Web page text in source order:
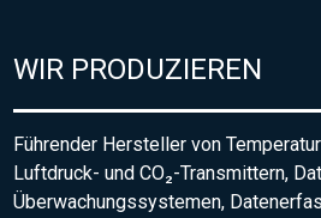
WIR PRODUZIEREN
Führender Hersteller von
Luftdruck- und CO₂-Transmittern,
Überwachungssystemen,